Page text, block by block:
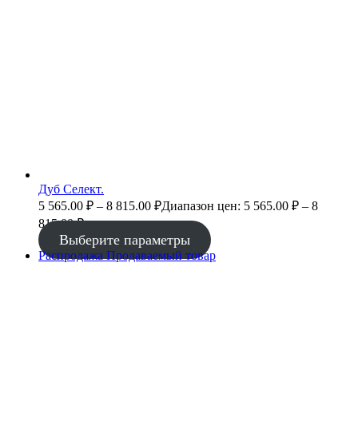
Дуб Селект.
5 565.00 ₽ – 8 815.00 ₽Диапазон цен: 5 565.00 ₽ – 8
815.00 ₽
Выберите параметры
Распродажа Продаваемый товар